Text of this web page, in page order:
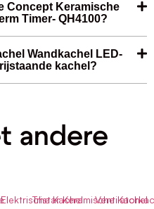
Concept Keramische
Timer- QH4100?
Wandkachel LED-
kachel?
andere
Kachel
Tristar Keramische Kachel